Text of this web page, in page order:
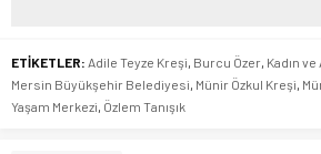
ETİKETLER: Adile Teyze Kreşi, Burcu Özer, Kadın
Mersin Büyükşehir Belediyesi, Münir Özkul Kreşi,
Yaşam Merkezi, Özlem Tanışık